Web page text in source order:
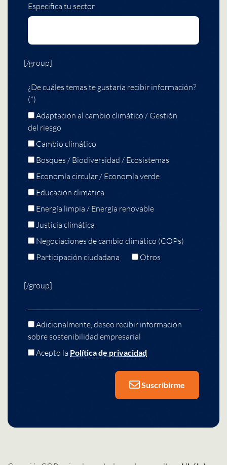
Especifica tu sector
[/group]
¿De cuáles temas te gustaría recibir información?
(*)
Adaptación al cambio climático / Gestión
del riesgo
Cambio climático
Bosques / Biodiversidad / Ecosistemas
Economía circular / Economía verde
Educación climática
Energía limpia / Energía renovable
Justicia climática
Negociaciones de cambio climático (COPs)
Participación ciudadana
Otros
[/group]
Adicionalmente, deseo recibir información
sobre sostenibilidad empresarial
Acepto la Política de privacidad
Suscribirme